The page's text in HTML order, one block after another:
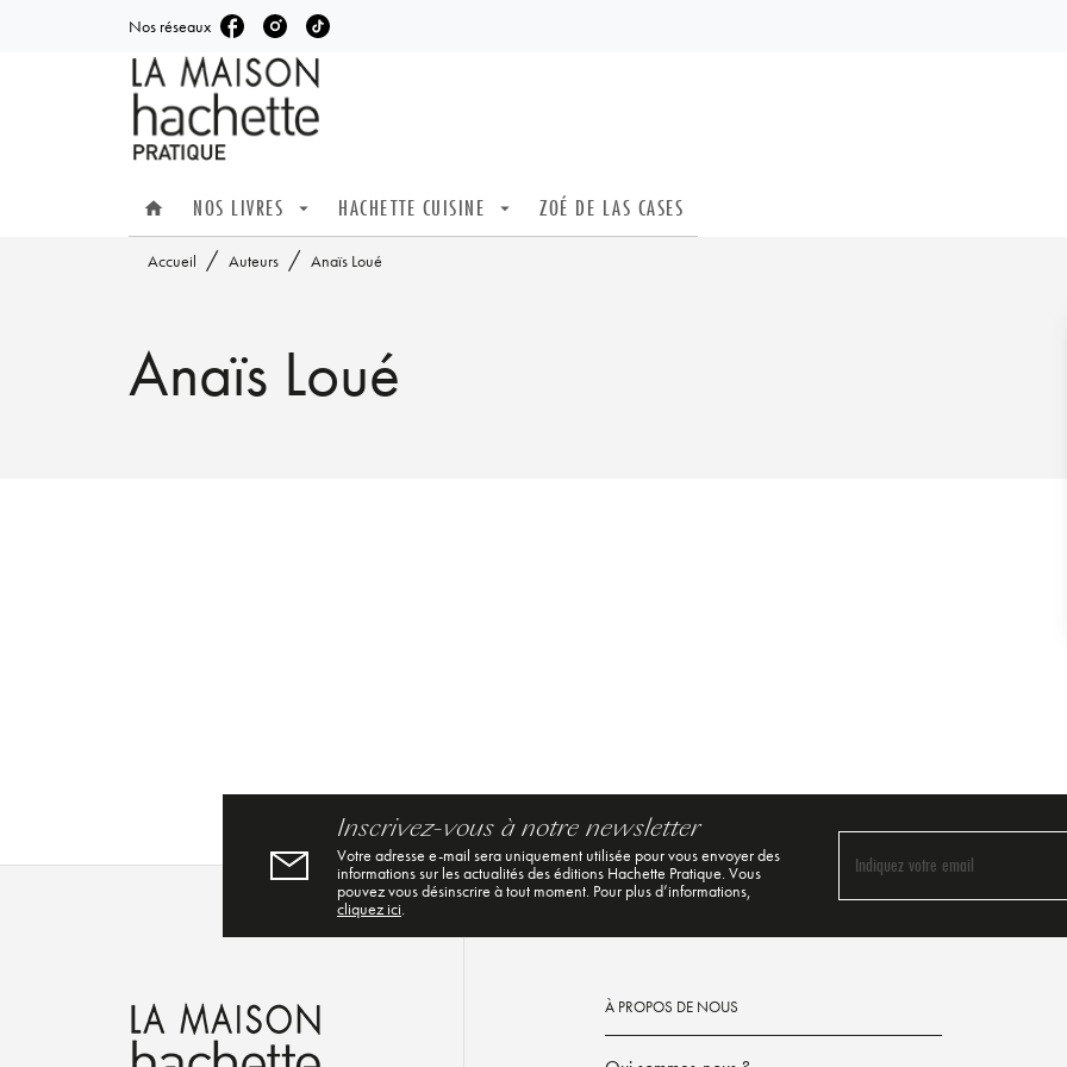
MENU RECHERCHE
Nos réseaux
home NOS LIVRES arrow_drop_down HACHETTE CUISINE arrow_drop_down ZOÉ DE LAS CASES
Accueil / Auteurs / Anaïs Loué
Anaïs Loué
Inscrivez-vous à notre newsletter
Votre adresse e-mail sera uniquement utilisée pour vous envoyer des
informations sur les actualités des éditions Hachette Pratique. Vous
pouvez vous désinscrire à tout moment. Pour plus d’informations,
cliquez ici.
Indiquez votre email
À PROPOS DE NOUS